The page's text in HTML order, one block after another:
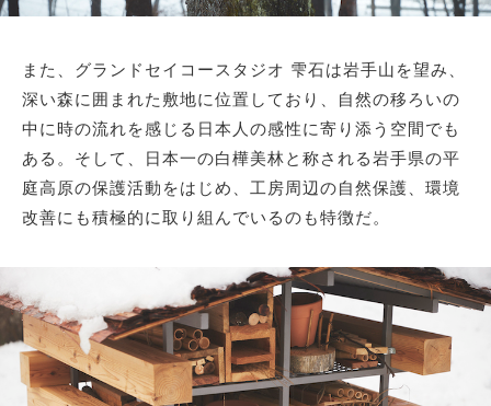
また、グランドセイコースタジオ 雫石は岩手山を望み、
深い森に囲まれた敷地に位置しており、自然の移ろいの
中に時の流れを感じる日本人の感性に寄り添う空間でも
ある。そして、日本一の白樺美林と称される岩手県の平
庭高原の保護活動をはじめ、工房周辺の自然保護、環境
改善にも積極的に取り組んでいるのも特徴だ。